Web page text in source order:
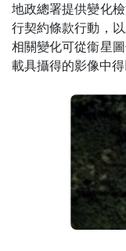
地政總署提供變化
行契約條款行動，
相關變化可從衞星
載具攝得的影像中得